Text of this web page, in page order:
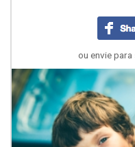
ou envie para